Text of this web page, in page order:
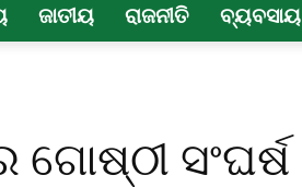
ଜାତୀୟ ରାଜନୀତି ବ୍ୟବସାୟ
ଗୋଷ୍ଠୀ ସଂଘର୍ଷ